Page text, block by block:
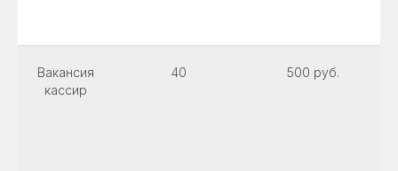
Вакансия
кассир
40 500 руб.